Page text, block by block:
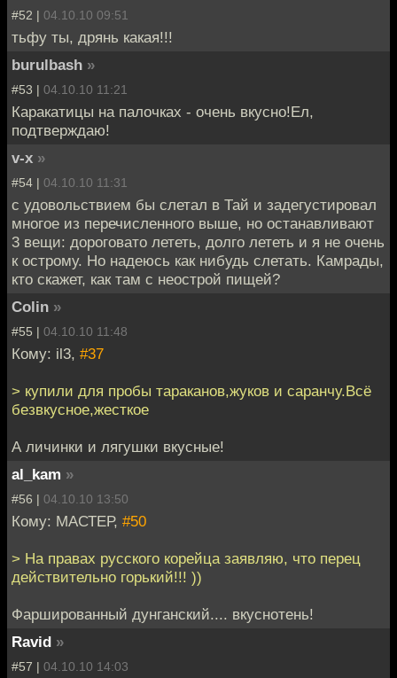
#52 | 04.10.10 09:51
тьфу ты, дрянь какая!!!
burulbash »
#53 | 04.10.10 11:21
Каракатицы на палочках - очень вкусно!Ел,
подтверждаю!
v-x »
#54 | 04.10.10 11:31
с удовольствием бы слетал в Тай и задегустировал
многое из перечисленного выше, но останавливают
3 вещи: дороговато лететь, долго лететь и я не очень
к острому. Но надеюсь как нибудь слетать. Камрады,
кто скажет, как там с неострой пищей?
Colin »
#55 | 04.10.10 11:48
Кому: il3, #37
> купили для пробы тараканов,жуков и саранчу.Всё
безвкусное,жесткое
А личинки и лягушки вкусные!
al_kam »
#56 | 04.10.10 13:50
Кому: МАСТЕР, #50
> На правах русского корейца заявляю, что перец
действительно горький!!! ))
Фаршированный дунганский.... вкуснотень!
Ravid »
#57 | 04.10.10 14:03